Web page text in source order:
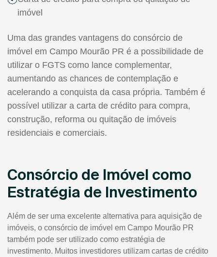
imóvel
Uma das grandes vantagens do consórcio de
imóvel em Campo Mourão PR é a possibilidade de
utilizar o FGTS como lance complementar,
aumentando as chances de contemplação e
acelerando a conquista da casa própria. Também é
possível utilizar a carta de crédito para compra,
construção, reforma ou quitação de imóveis
residenciais e comerciais.
Consórcio de Imóvel como
Estratégia de Investimento
Além de ser uma excelente alternativa para aquisição de
imóveis, o consórcio de imóvel em Campo Mourão PR
também pode ser utilizado como estratégia de
investimento. Muitos investidores utilizam cartas de crédito